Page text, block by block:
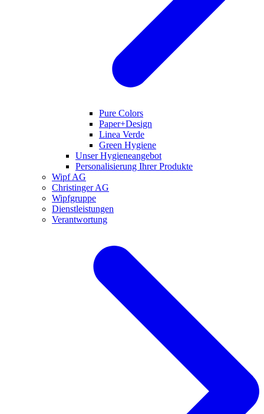
Pure Colors
Paper+Design
Linea Verde
Green Hygiene
Unser Hygieneangebot
Personalisierung Ihrer Produkte
Wipf AG
Christinger AG
Wipfgruppe
Dienstleistungen
Verantwortung